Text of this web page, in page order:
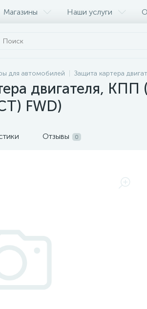
Магазины Наши услуги
для автомобилей Защита картера
двигателя,
FWD)
Отзывы 0